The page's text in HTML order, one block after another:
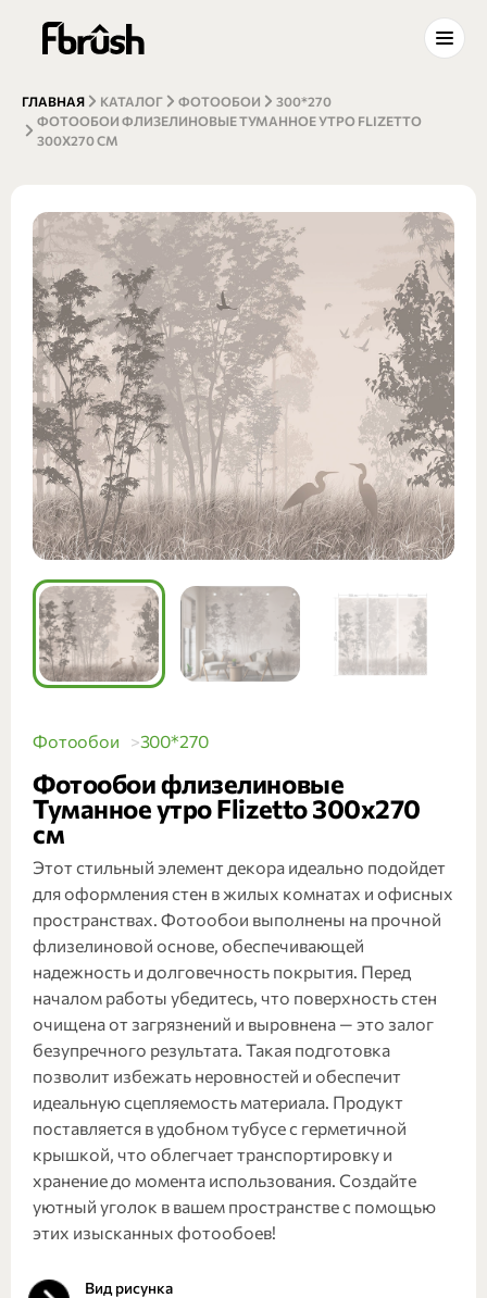
ГЛАВНАЯ КАТАЛОГ ФОТООБОИ
300*270
ФОТООБОИ ФЛИЗЕЛИНОВЫЕ ТУМАННОЕ УТРО FLIZETTO
300Х270 СМ
Фотообои 300*270
Фотообои флизелиновые
Туманное утро Flizetto 300х270
см
Этот стильный элемент декора идеально подойдет
для оформления стен в жилых комнатах и офисных
пространствах. Фотообои выполнены на прочной
флизелиновой основе, обеспечивающей
надежность и долговечность покрытия. Перед
началом работы убедитесь, что поверхность стен
очищена от загрязнений и выровнена — это залог
безупречного результата. Такая подготовка
позволит избежать неровностей и обеспечит
идеальную сцепляемость материала. Продукт
поставляется в удобном тубусе с герметичной
крышкой, что облегчает транспортировку и
хранение до момента использования. Создайте
уютный уголок в вашем пространстве с помощью
этих изысканных фотообоев!
Вид рисунка